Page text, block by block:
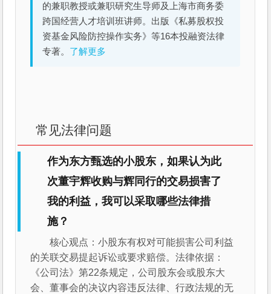
的兼职教授或兼职研究生导师及上海市商务委
跨国经营人才培训班讲师。出版《私募股权投
资基金风险防控操作实务》等16本投融资法律
专著。 了解更多
常见法律问题
作为东方甄选的小股东，如果认为此
次董宇辉收购与辉同行的交易损害了
我的利益，我可以采取哪些法律措
施？
核心观点：小股东有权对可能损害公司利益
的关联交易提起诉讼或要求赔偿。法律依据：
《公司法》第22条规定，公司股东会或股东大
会、董事会的决议内容违反法律、行政法规的无